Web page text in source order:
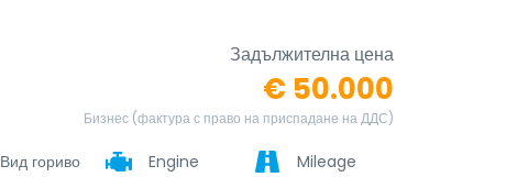
Задължителна цена
€ 50.000
Бизнес (фактура с право на приспадане на ДДС)
Вид гориво Engine Mileage